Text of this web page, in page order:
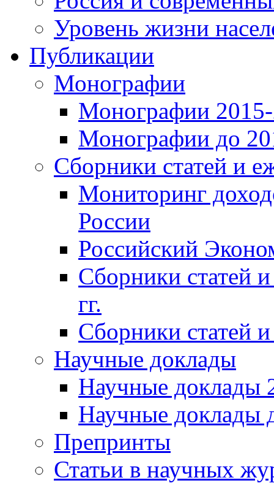
Уровень жизни
Публикации
Монографии
Монографии 2015-
Монографии до
Сборники статей и
Мониторинг
России
Российский
Сборники статей
гг.
Сборники статей
Научные доклады
Научные доклады
Научные доклады
Препринты
Статьи в научных